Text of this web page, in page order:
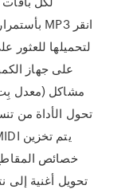
على جهاز
خصائص